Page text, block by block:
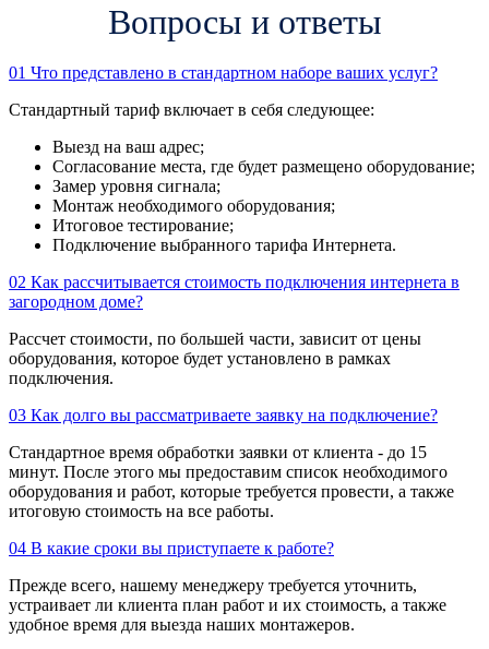
Вопросы и ответы
01 Что представлено в стандартном наборе ваших услуг?
Стандартный тариф включает в себя следующее:
Выезд на ваш адрес;
Согласование места, где будет размещено оборудование;
Замер уровня сигнала;
Монтаж необходимого оборудования;
Итоговое тестирование;
Подключение выбранного тарифа Интернета.
02 Как рассчитывается стоимость подключения интернета в
загородном доме?
Рассчет стоимости, по большей части, зависит от цены
оборудования, которое будет установлено в рамках
подключения.
03 Как долго вы рассматриваете заявку на подключение?
Стандартное время обработки заявки от клиента - до 15
минут. После этого мы предоставим список необходимого
оборудования и работ, которые требуется провести, а также
итоговую стоимость на все работы.
04 В какие сроки вы приступаете к работе?
Прежде всего, нашему менеджеру требуется уточнить,
устраивает ли клиента план работ и их стоимость, а также
удобное время для выезда наших монтажеров.